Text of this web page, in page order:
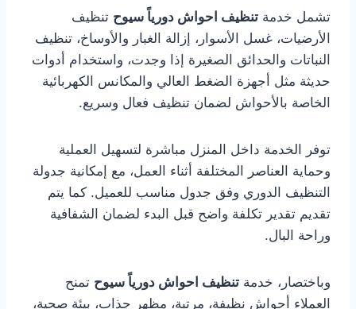
تشمل خدمة تنظيف احواش دورياً سيوح تنظيف
الأرضيات، غسل الأسوار، إزالة الغبار والأوساخ، تنظيف
النباتات والحدائق الصغيرة إذا وجدت، واستخدام أدوات
حديثة مثل أجهزة الضغط العالي والمكانس الكهربائية
الخاصة بالأحواش لضمان تنظيف فعال وسريع.
توفر الخدمة داخل المنزل مباشرة لتسهيل العملية
وحماية العناصر المختلفة أثناء العمل، مع إمكانية جدولة
التنظيف الدوري وفق جدول مناسب للعميل. كما يتم
تقديم تقدير تكلفة واضح قبل البدء لضمان الشفافية
وراحة البال.
وباختصار، خدمة تنظيف احواش دورياً سيوح تمنح
العملاء أحواش نظيفة، مرتبة، مظهر جذاب، بيئة صحية،